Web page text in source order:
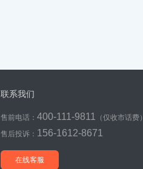
联系我们
售前电话： 400-111-9811
（仅收市话费）
售后投诉： 156-1612-8671
在线客服